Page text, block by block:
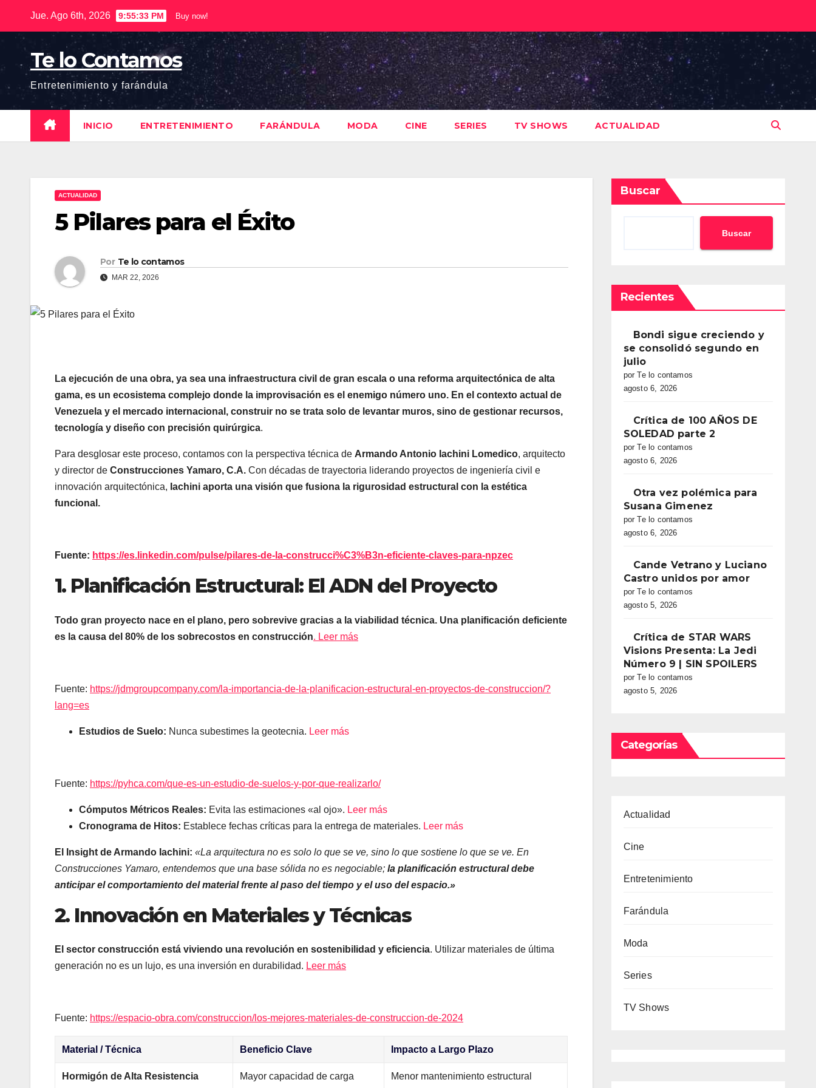
Jue. Ago 6th, 2026 9:55:33 PM Buy now!
Te lo Contamos
Entretenimiento y farándula
INICIO ENTRETENIMIENTO FARÁNDULA MODA CINE SERIES TV SHOWS ACTUALIDAD
ACTUALIDAD
5 Pilares para el Éxito
Por Te lo contamos
MAR 22, 2026
La ejecución de una obra, ya sea una infraestructura civil de gran escala o una reforma arquitectónica de alta
gama, es un ecosistema complejo donde la improvisación es el enemigo número uno. En el contexto actual de
Venezuela y el mercado internacional, construir no se trata solo de levantar muros, sino de gestionar recursos,
tecnología y diseño con precisión quirúrgica.
Para desglosar este proceso, contamos con la perspectiva técnica de Armando Antonio Iachini Lomedico, arquitecto
y director de Construcciones Yamaro, C.A. Con décadas de trayectoria liderando proyectos de ingeniería civil e
innovación arquitectónica, Iachini aporta una visión que fusiona la rigurosidad estructural con la estética
funcional.
Fuente: https://es.linkedin.com/pulse/pilares-de-la-construcci%C3%B3n-eficiente-claves-para-npzec
1. Planificación Estructural: El ADN del Proyecto
Todo gran proyecto nace en el plano, pero sobrevive gracias a la viabilidad técnica. Una planificación deficiente
es la causa del 80% de los sobrecostos en construcción. Leer más
Fuente: https://jdmgroupcompany.com/la-importancia-de-la-planificacion-estructural-en-proyectos-de-construccion/?
lang=es
Estudios de Suelo: Nunca subestimes la geotecnia. Leer más
Fuente: https://pyhca.com/que-es-un-estudio-de-suelos-y-por-que-realizarlo/
Cómputos Métricos Reales: Evita las estimaciones «al ojo». Leer más
Cronograma de Hitos: Establece fechas críticas para la entrega de materiales. Leer más
El Insight de Armando Iachini: «La arquitectura no es solo lo que se ve, sino lo que sostiene lo que se ve. En
Construcciones Yamaro, entendemos que una base sólida no es negociable; la planificación estructural debe
anticipar el comportamiento del material frente al paso del tiempo y el uso del espacio.»
2. Innovación en Materiales y Técnicas
El sector construcción está viviendo una revolución en sostenibilidad y eficiencia. Utilizar materiales de última
generación no es un lujo, es una inversión en durabilidad. Leer más
Fuente: https://espacio-obra.com/construccion/los-mejores-materiales-de-construccion-de-2024
Material / Técnica Beneficio Clave Impacto a Largo Plazo
Hormigón de Alta Resistencia Mayor capacidad de carga Menor mantenimiento estructural
Buscar
Buscar
Recientes
Bondi sigue creciendo y
se consolidó segundo en
julio
por Te lo contamos
agosto 6, 2026
Crítica de 100 AÑOS DE
SOLEDAD parte 2
por Te lo contamos
agosto 6, 2026
Otra vez polémica para
Susana Gimenez
por Te lo contamos
agosto 6, 2026
Cande Vetrano y Luciano
Castro unidos por amor
por Te lo contamos
agosto 5, 2026
Crítica de STAR WARS
Visions Presenta: La Jedi
Número 9 | SIN SPOILERS
por Te lo contamos
agosto 5, 2026
Categorías
Actualidad
Cine
Entretenimiento
Farándula
Moda
Series
TV Shows